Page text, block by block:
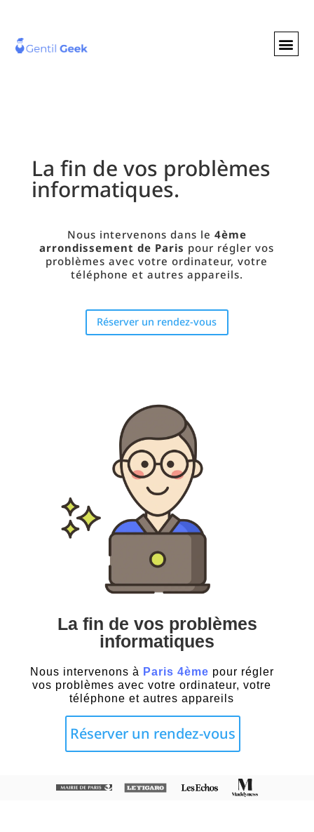
La fin de vos problèmes
informatiques.
Nous intervenons dans le 4ème
arrondissement de Paris pour régler vos
problèmesavec votre ordinateur, votre
téléphone et autres appareils.
Réserver un rendez-vous
La fin de vos problèmes
informatiques
Nous intervenons à Paris 4ème pour régler
vos problèmes avec votre ordinateur, votre
téléphone et autres appareils
Réserver un rendez-vous